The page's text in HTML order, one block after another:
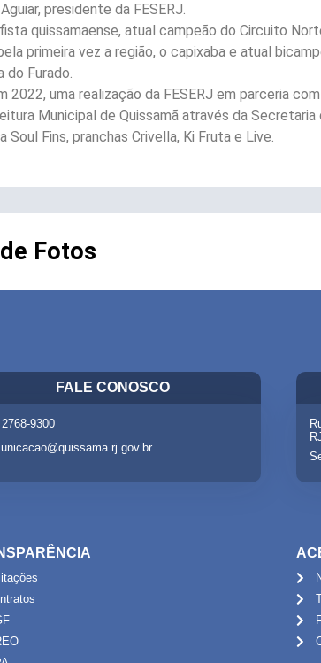
presidente da FESERJ.
quissamaense, atual campeão do Circuito
primeira vez a região, o capixaba e atual
do Furado.
uma realização da FESERJ em parceria
Municipal de Quissamã através da Secretaria
Fins, pranchas Crivella, Ki Fruta e Live.
Fotos
FALE CONOSCO
9300